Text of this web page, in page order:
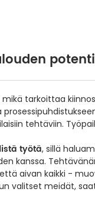
mikä tarkoittaa
tehtäviin.
työtä, sillä
kanssa.
aivan kaikki -
valitset meidät,